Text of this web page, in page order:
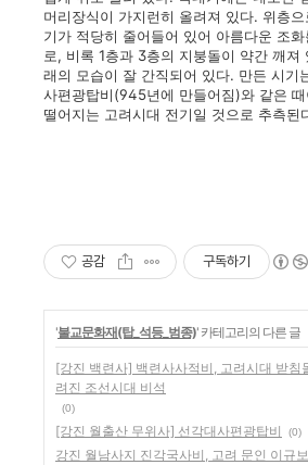
머리장식이 가지런히 올려져 있다. 위층
기가 적당히 줄어들어 있어 아름다운 조
로, 비록 1층과 3층의 지붕돌이 약간 깨져
래의 모습이 잘 간직되어 있다. 만든 시기
사편광탑비(945년에 만들어짐)와 같은
떨어지는 고려시대 전기일 것으로 추측
공감 구독하기
'불교문화재(탑_석등_범종)' 카테고리의 다른 글
[강진 백련사] 백련사사적비, 고려시대 받침
려진 조선시대 비석
(0)
[강진 월출산 무위사] 선각대사편광탑비 (0)
강진 월남사지 진각국사비, 고려 문인 이규